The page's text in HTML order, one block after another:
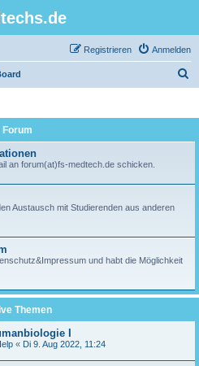
Anmelden
Registrieren
Forum
an forum(at)fs-medtech.de schicken.
Austausch mit Studierenden aus anderen
und habt die Möglichkeit
Themen
I
« Di 9. Aug 2022, 11:24